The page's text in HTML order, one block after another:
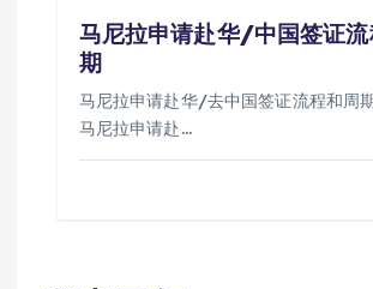
马尼拉申请赴华/中国签证流
期
马尼拉申请赴华/去中国签证流程和周
马尼拉申请赴…